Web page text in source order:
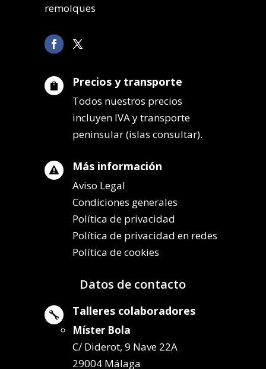
remolques
 Precios y transporte
Todos nuestros precios
incluyen IVA y transporte
peninsular (islas consultar).
 Más información
Aviso Legal
Condiciones generales
Política de privacidad
Política de privacidad en redes
Política de cookies
Datos de contacto
 Talleres colaboradores
Míster Bola
C/ Diderot, 9 Nave 22A
29004 Málaga